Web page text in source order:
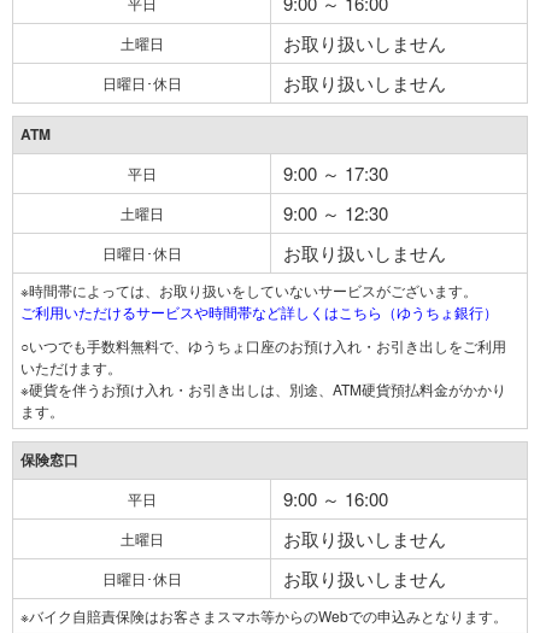
土曜日 お取り扱いしません
日曜日･休日 お取り扱いしません
ATM
平日 9:00 ～ 17:30
土曜日 9:00 ～ 12:30
日曜日･休日 お取り扱いしません
※時間帯によっては、お取り扱いをしていないサービスがございます。
ご利用いただけるサービスや時間帯など詳しくはこちら（ゆうちょ銀行）
○いつでも手数料無料で、ゆうちょ口座のお預け入れ・お引き出しをご利用
いただけます。
※硬貨を伴うお預け入れ・お引き出しは、別途、ATM硬貨預払料金がかかり
ます。
保険窓口
平日 9:00 ～ 16:00
土曜日 お取り扱いしません
日曜日･休日 お取り扱いしません
※バイク自賠責保険はお客さまスマホ等からのWebでの申込みとなります。